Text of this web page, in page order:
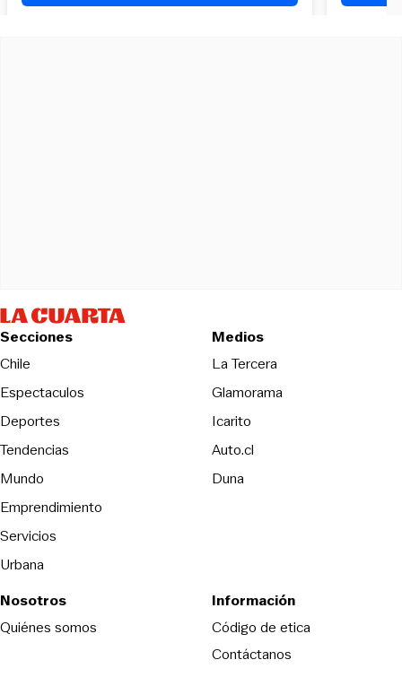
Secciones
Chile
Espectaculos
Deportes
Tendencias
Mundo
Emprendimiento
Servicios
Urbana
Medios
La TerceraOpens in new
Glamorama
Icarito
Auto.cl
DunaOpens in new window
Nosotros
Quiénes somos
Información
Código de eticaOpens in new
Contáctanos